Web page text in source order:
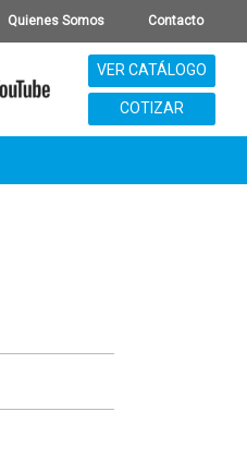
Quienes Somos Contacto
VER CATÁLOGO
COTIZAR